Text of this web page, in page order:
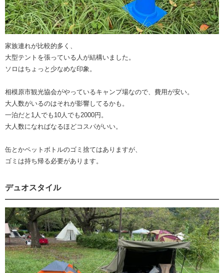
家族連れが比較的多く、
大型テントを張っている人が結構いました。
ソロはちょっと少なめな印象。
相模原市観光協会がやっているキャンプ場なので、費用が安い。
大人数がいるのはそれが影響してるかも。
一泊だと1人でも10人でも2000円。
大人数になればなるほどコスパがいい。
缶とかペットボトルのゴミ捨てはありますが、
ゴミは持ち帰る必要があります。
デュオスタイル